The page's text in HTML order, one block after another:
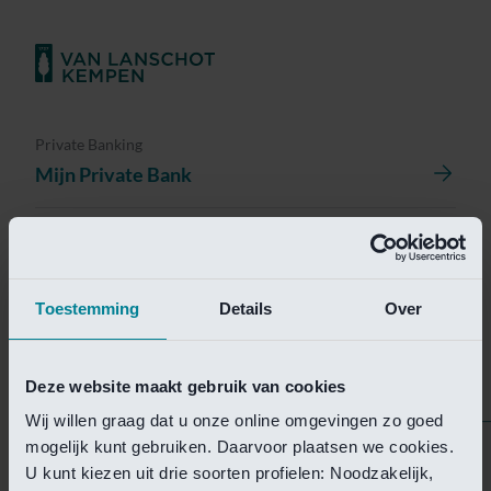
Toestemming Details Over
Deze website maakt gebruik van cookies
Wij willen graag dat u onze online omgevingen zo goed
mogelijk kunt gebruiken. Daarvoor plaatsen we cookies.
U kunt kiezen uit drie soorten profielen: Noodzakelijk,
Private Banking
Mijn Private Bank
Helaas is deze pagina